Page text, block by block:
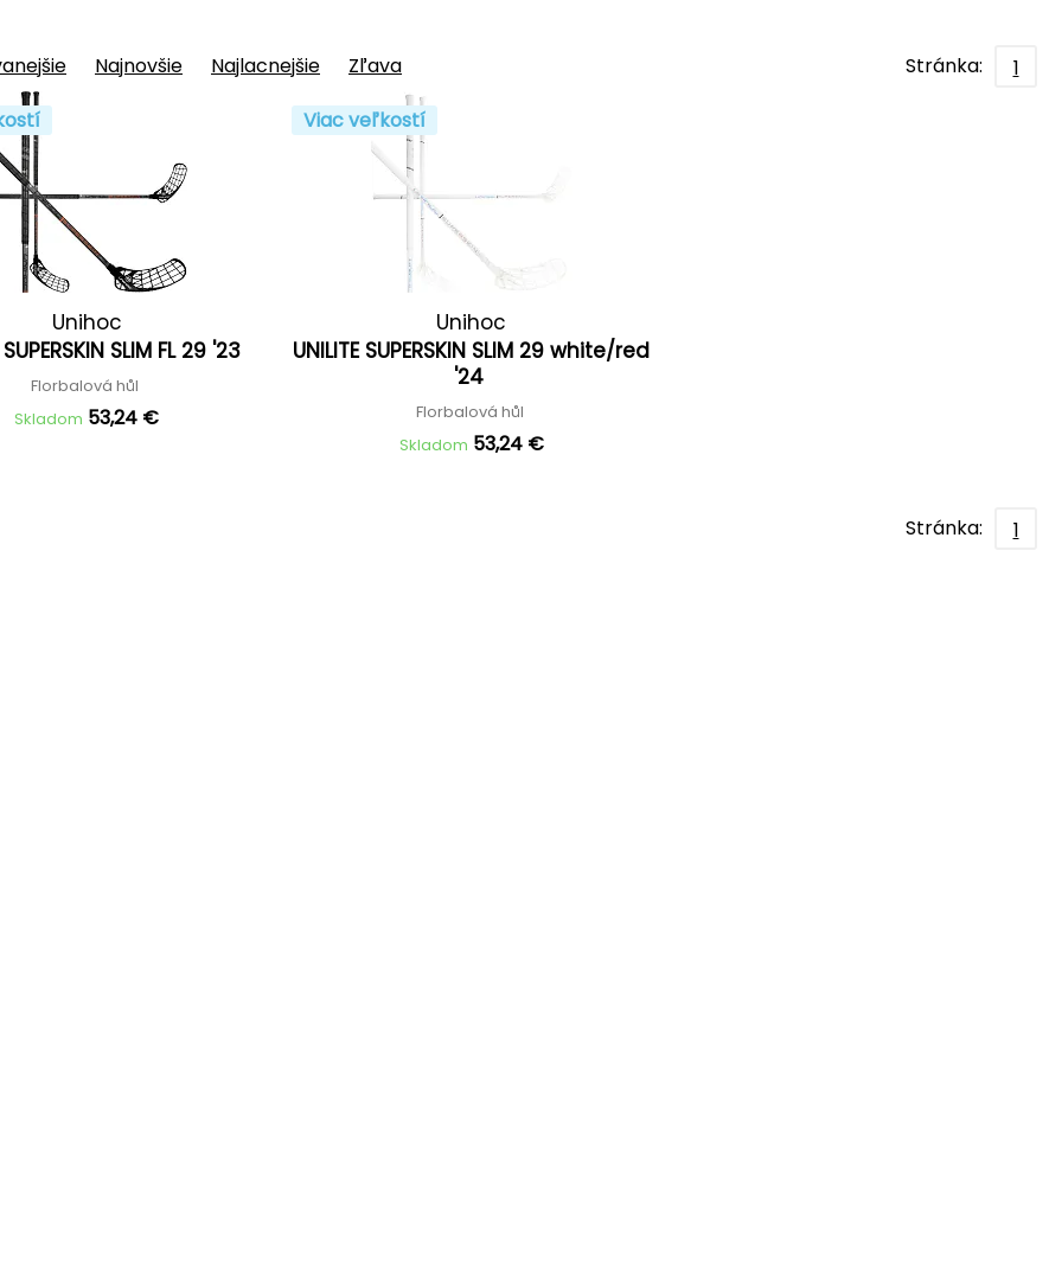
Najnovšie Najlacnejšie Zľava Stránka:
1
Unihoc
SLIM FL 29 '23
Florbalová hůl
Skladom 53,24 €
Viac veľkostí
Unihoc
UNILITE SUPERSKIN SLIM 29 white/red
'24
Florbalová hůl
Skladom 53,24 €
Stránka: 1